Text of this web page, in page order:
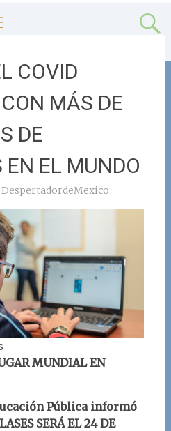
COVID
MÁS DE
DE
EN EL MUNDO
DespertadordeMexico
MUNDIAL EN
Pública informó
SERÁ EL 24 DE